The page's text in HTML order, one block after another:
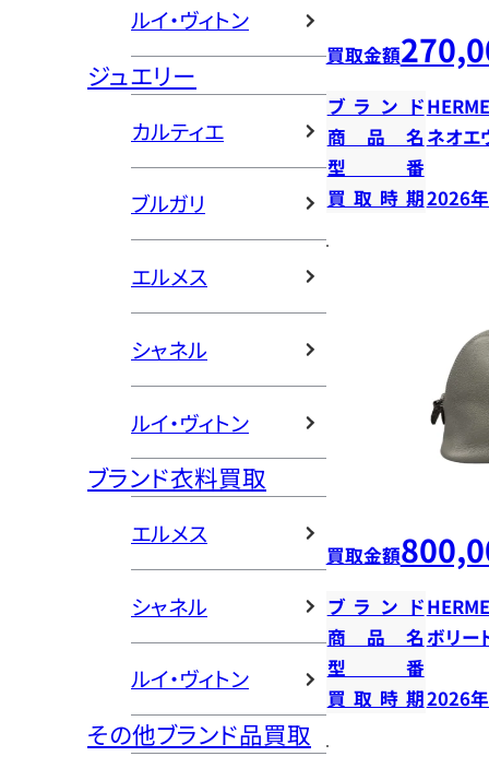
ルイ・ヴィトン
ジュエリー
カルティエ
ブルガリ
エルメス
シャネル
ルイ・ヴィトン
ブランド衣料買取
エルメス
シャネル
ルイ・ヴィトン
その他ブランド品買取
買取金額
ブランド
商品名 ネオエ
型番
買取時期2026
買取金額
ブランド
商品名ボリー
型番
買取時期2026